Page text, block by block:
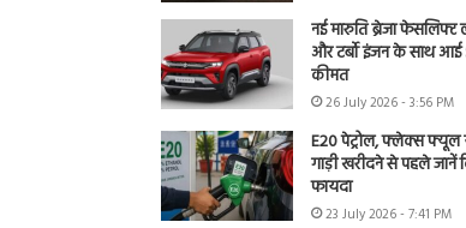
नई मारुति ब्रेजा फेसलिफ्ट
और टर्बो इंजन के साथ आई
कीमत
26 July 2026 - 3:56 PM
E20 पेट्रोल, फ्लेक्स फ्यूल
गाड़ी खरीदने से पहले जानें
फायदा
23 July 2026 - 7:41 PM